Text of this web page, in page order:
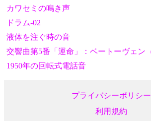
カワセミの鳴き声
ドラム-02
液体を注ぐ時の音
1950年の回転式電話音
プライバシーポリシー
利用規約